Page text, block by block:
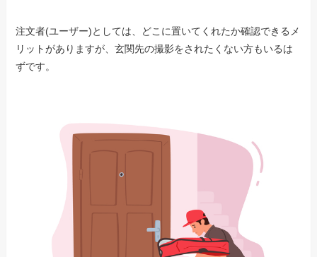
注文者(ユーザー)としては、どこに置いてくれたか確認できるメ
リットがありますが、玄関先の撮影をされたくない方もいるは
ずです。